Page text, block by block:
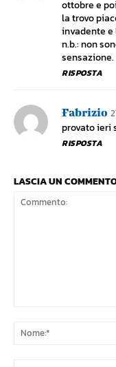
ottobre e
la trovo
invadente e
n.b.: non
sensazione.
RISPOSTA
Fabrizio
provato ieri
RISPOSTA
LASCIA UN